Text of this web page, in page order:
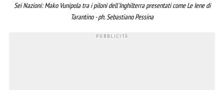
Sei Nazioni: Mako Vunipola tra i piloni dell'Inghilterra presentati come Le Iene di
Tarantino - ph. Sebastiano Pessina